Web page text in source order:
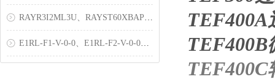
RAYR3I2ML3U、RAYST60XBAP、RAYMXZTDUVB
E1RL-F1-V-0-0、E1RL-F2-V-0-0高温红外测温仪